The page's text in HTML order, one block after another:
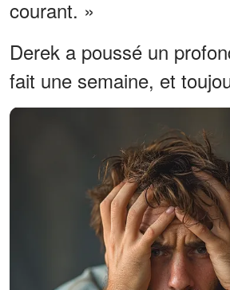
courant. »
Derek a poussé un
fait une semaine, et